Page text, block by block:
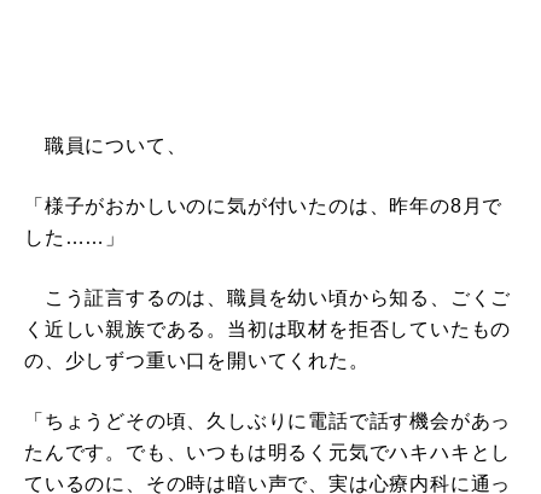
職員について、
「様子がおかしいのに気が付いたのは、昨年の8月で
した……」
こう証言するのは、職員を幼い頃から知る、ごくご
く近しい親族である。当初は取材を拒否していたもの
の、少しずつ重い口を開いてくれた。
「ちょうどその頃、久しぶりに電話で話す機会があっ
たんです。でも、いつもは明るく元気でハキハキとし
ているのに、その時は暗い声で、実は心療内科に通っ